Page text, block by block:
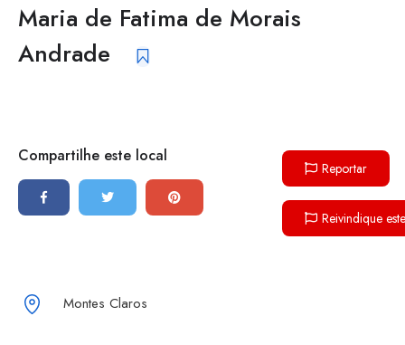
Maria de Fatima de Morais
Andrade
Compartilhe este local
Reportar
Reivindique
Montes Claros